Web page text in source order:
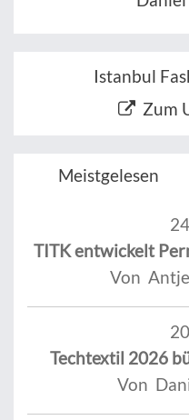
Istanbul
Zum
Meistgelesen
TITK entwickelt
Von
Techtextil 2026
Von